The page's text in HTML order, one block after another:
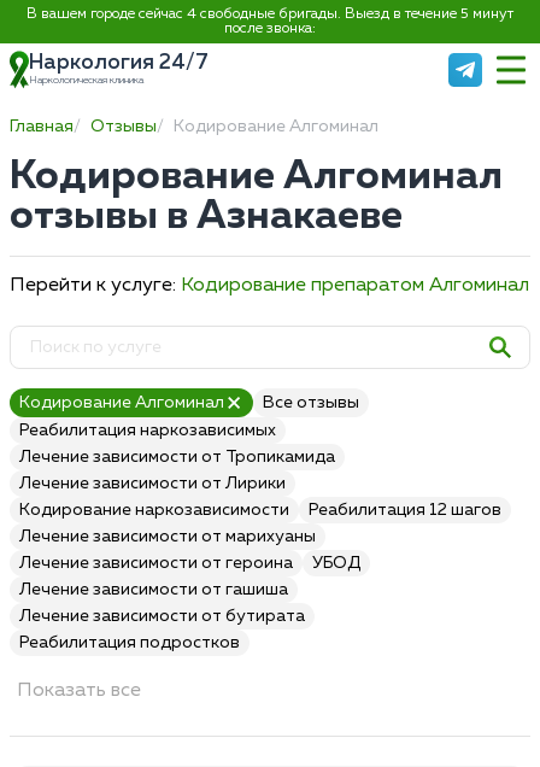
В вашем городе сейчас 4 свободные бригады. Выезд в течение 5 минут
после звонка:
Наркология 24/7
Наркологическая клиника
Главная Отзывы Кодирование Алгоминал
Кодирование Алгоминал
отзывы в Азнакаеве
Перейти к услуге: Кодирование препаратом Алгоминал
Кодирование Алгоминал
Все отзывы
Реабилитация наркозависимых
Лечение зависимости от Тропикамида
Лечение зависимости от Лирики
Кодирование наркозависимости
Реабилитация 12 шагов
Лечение зависимости от марихуаны
Лечение зависимости от героина
УБОД
Лечение зависимости от гашиша
Лечение зависимости от бутирата
Реабилитация подростков
Показать все